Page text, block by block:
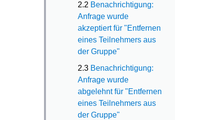
2.2 Benachrichtigung:
Anfrage wurde
akzeptiert für "Entfernen
eines Teilnehmers aus
der Gruppe"
2.3 Benachrichtigung:
Anfrage wurde
abgelehnt für "Entfernen
eines Teilnehmers aus
der Gruppe"